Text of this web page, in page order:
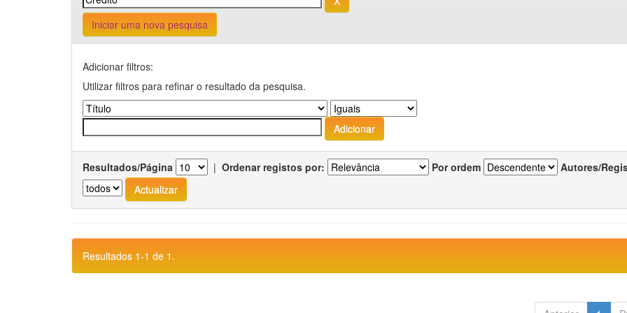
Iniciar uma nova pesquisa
Adicionar filtros:
Utilizar filtros para refinar o resultado da pesquisa.
Resultados/Página | Ordenar registos por: Por ordem Autores/
Resultados 1-1 de 1.